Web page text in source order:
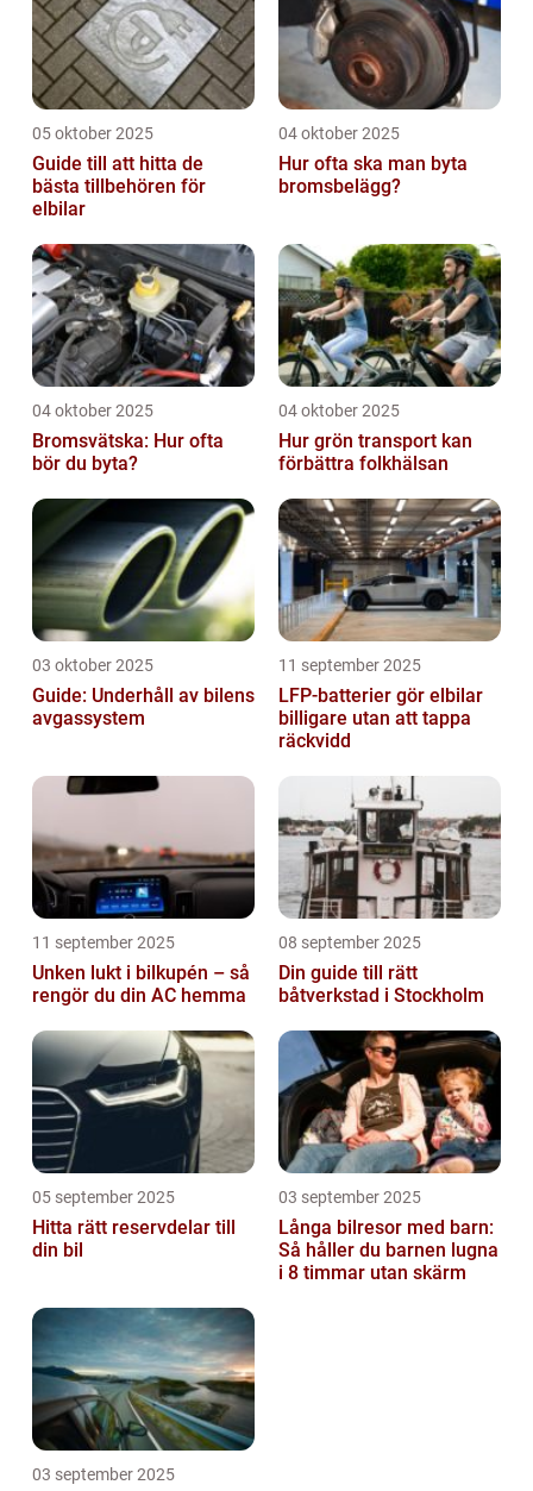
05 oktober 2025
Guide till att hitta de
bästa tillbehören för
elbilar
04 oktober 2025
Hur ofta ska man byta
bromsbelägg?
04 oktober 2025
Bromsvätska: Hur ofta
bör du byta?
04 oktober 2025
Hur grön transport kan
förbättra folkhälsan
03 oktober 2025
Guide: Underhåll av bilens
avgassystem
11 september 2025
LFP-batterier gör elbilar
billigare utan att tappa
räckvidd
11 september 2025
Unken lukt i bilkupén – så
rengör du din AC hemma
08 september 2025
Din guide till rätt
båtverkstad i Stockholm
05 september 2025
Hitta rätt reservdelar till
din bil
03 september 2025
Långa bilresor med barn:
Så håller du barnen lugna
i 8 timmar utan skärm
03 september 2025